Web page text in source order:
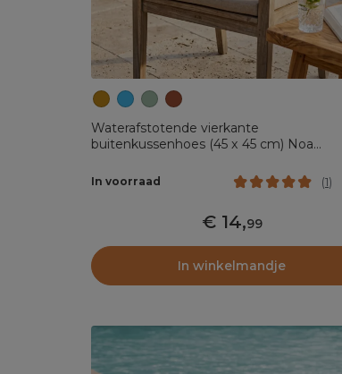
Waterafstotende vierkante
buitenkussenhoes (45 x 45 cm) Noa
In voorraad (1)
14,99
In winkelmandje